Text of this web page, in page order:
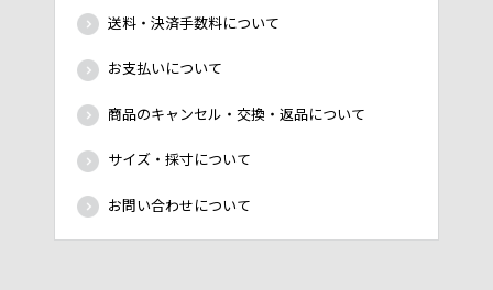
送料・決済手数料について
お支払いについて
商品のキャンセル・交換・返品について
サイズ・採寸について
お問い合わせについて